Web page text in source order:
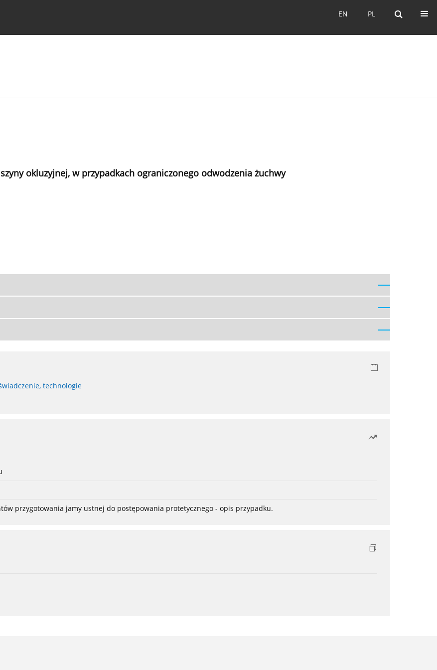
PL
EN PL
EN
okluzyjnej, w przypadkach ograniczonego odwodzenia żuchwy
technologie
przygotowania jamy ustnej do postępowania protetycznego - opis przypadku.